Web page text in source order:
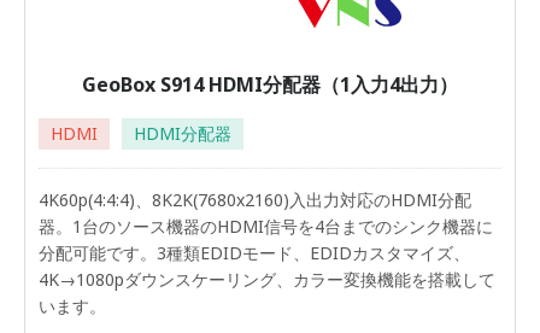
GeoBox S914 HDMI分配器（1入力4出力）
HDMI HDMI分配器
4K60p(4:4:4)、8K2K(7680x2160)入出力対応のHDMI分配
器。1台のソース機器のHDMI信号を4台までのシンク機器に
分配可能です。3種類EDIDモード、EDIDカスタマイズ、
4K→1080pダウンスケーリング、カラー変換機能を搭載して
います。